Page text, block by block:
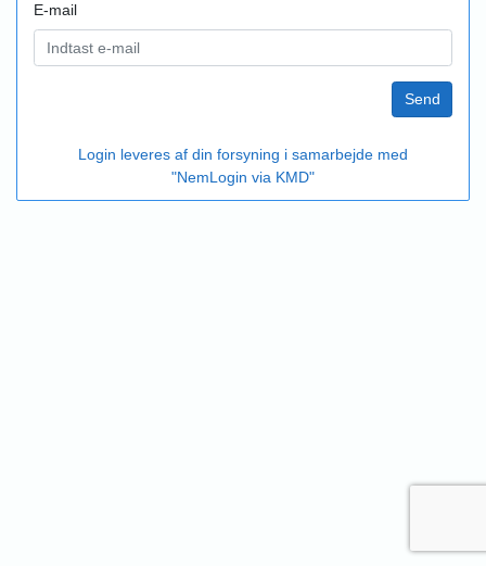
E-mail
Send
Login leveres af din forsyning i samarbejde med
"NemLogin via KMD"